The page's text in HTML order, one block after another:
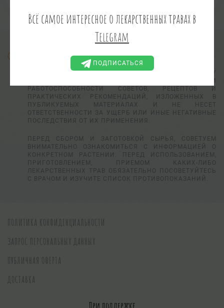
Информация предоставлена в ознакомительных целях.
АДМИНИСТРАЦИЯ САЙТА НЕ ВЫПОЛНЯЕТ ПРОВЕРКУ
ПРАКТИЧЕСКОЙ ПРИМЕНИМОСТИ И
РАБОТОСПОСОБНОСТИ СОВЕТОВ, РЕЦЕПТОВ И
ПРАКТИЧЕСКИХ РЕКОМЕНДАЦИЙ, ИЗЛОЖЕННЫХ В
ПУБЛИКУЕМЫХ МАТЕРИАЛАХ И НЕ НЕСЕТ
ОТВЕТСТВЕННОСТИ ЗА УЩЕРБ ИЛИ ИНЫЕ НЕГАТИВНЫЕ
ПОСЛЕДСТВИЯ ОТ ИХ ПРИМЕНЕНИЯ.
ПЕРЕД СБОРОМ И ЗАГОТОВКОЙ СЫРЬЯ, СОВЕТУЕМ
ВНИМАТЕЛЬНО ОЗНАКОМИТЬСЯ С ИНФОРМАЦИЕЙ О
КОНКРЕТНОМ РАСТЕНИИ. ПЕРЕД ИСПОЛЬЗОВАНИЕМ,
ПРИГОТОВЛЕНИЕМ, ПРИЕМОМ КАКИХ-ЛИБО
ЛЕКАРСТВЕННЫХ ТРАВ ОБЯЗАТЕЛЬНО ПОСОВЕТУЙТЕСЬ
С ВРАЧОМ И ИЗУЧИТЕ СПИСОК ПРОТИВОПОКАЗАНИЙ.
ПОЛИТИКА КОНФИДЕНЦИАЛЬНОСТИ
ЗАПРОС ПЕРСОНАЛЬНЫХ ДАННЫХ
ПУБЛИЧНАЯ ОФЕРТА
ДОСТАВКА
Всё самое интересное о лекарственных травах в
Telegram
ПОДПИСАТЬСЯ